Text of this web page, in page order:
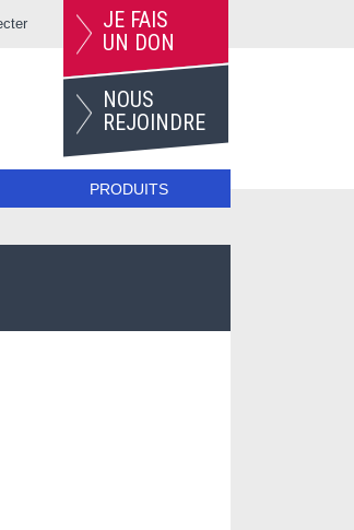
JE FAIS
UN DON
NOUS
REJOINDRE
PRODUITS